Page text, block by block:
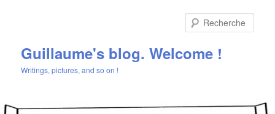
Guillaume's blog. Welcome !
Writings, pictures, and so on !